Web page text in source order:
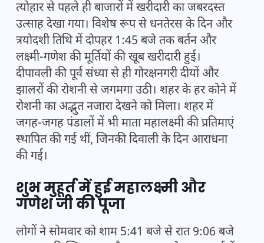
त्योहार से पहले ही बाजारों में खरीदारी का जबरदस्त
उत्साह देखा गया। विशेष रूप से धनतेरस के दिन और
त्रयोदशी तिथि में दोपहर 1:45 बजे तक बर्तन और
लक्ष्मी-गणेश की मूर्तियों की खूब खरीदारी हुई।
दीपावली की पूर्व संध्या से ही गोरक्षनगरी दीयों और
झालरों की रोशनी से जगमगा उठी। शहर के हर कोने में
रोशनी का अद्भुत नजारा देखने को मिला। शहर में
जगह-जगह पंडालों में भी माता महालक्ष्मी की प्रतिमाएं
स्थापित की गई थीं, जिनकी दिवाली के दिन आराधना
की गई।
शुभ मुहूर्त में हुई महालक्ष्मी और
गणेश जी की पूजा
लोगों ने सोमवार को शाम 5:41 बजे से रात 9:06 बजे